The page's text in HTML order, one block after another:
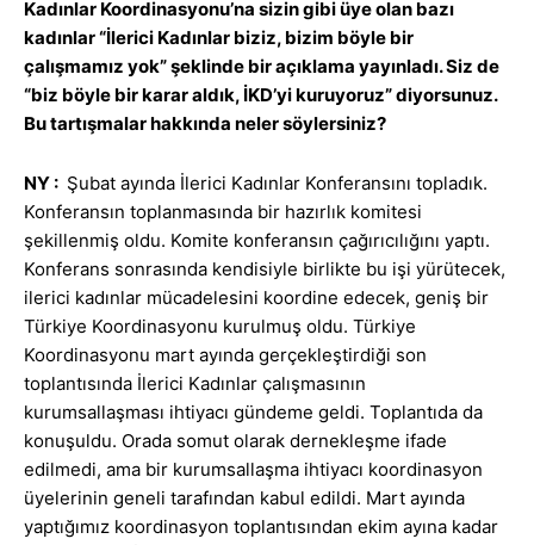
Kadınlar Koordinasyonu’na sizin gibi üye olan bazı
kadınlar “İlerici Kadınlar biziz, bizim böyle bir
çalışmamız yok” şeklinde bir açıklama yayınladı. Siz de
“biz böyle bir karar aldık, İKD’yi kuruyoruz” diyorsunuz.
Bu tartışmalar hakkında neler söylersiniz?
NY : Şubat ayında İlerici Kadınlar Konferansını topladık.
Konferansın toplanmasında bir hazırlık komitesi
şekillenmiş oldu. Komite konferansın çağırıcılığını yaptı.
Konferans sonrasında kendisiyle birlikte bu işi yürütecek,
ilerici kadınlar mücadelesini koordine edecek, geniş bir
Türkiye Koordinasyonu kurulmuş oldu. Türkiye
Koordinasyonu mart ayında gerçekleştirdiği son
toplantısında İlerici Kadınlar çalışmasının
kurumsallaşması ihtiyacı gündeme geldi. Toplantıda da
konuşuldu. Orada somut olarak dernekleşme ifade
edilmedi, ama bir kurumsallaşma ihtiyacı koordinasyon
üyelerinin geneli tarafından kabul edildi. Mart ayında
yaptığımız koordinasyon toplantısından ekim ayına kadar